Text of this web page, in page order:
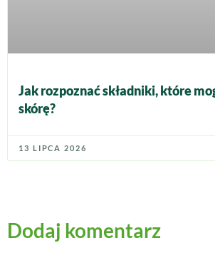
Jak rozpoznać składniki, które
skórę?
13 LIPCA 2026
Dodaj komentarz